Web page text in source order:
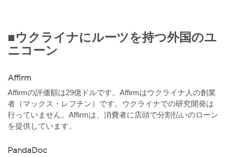
■ウクライナにルーツを持つ外国のユ
ニコーン
Affirm
Affirmの評価額は29億ドルです。Affirmはウクライナ人の創業
者（マックス・レフチン）です。ウクライナでの研究開発は
行っていません。Affirmは、消費者に店頭で分割払いのローン
を提供しています。
PandaDoc